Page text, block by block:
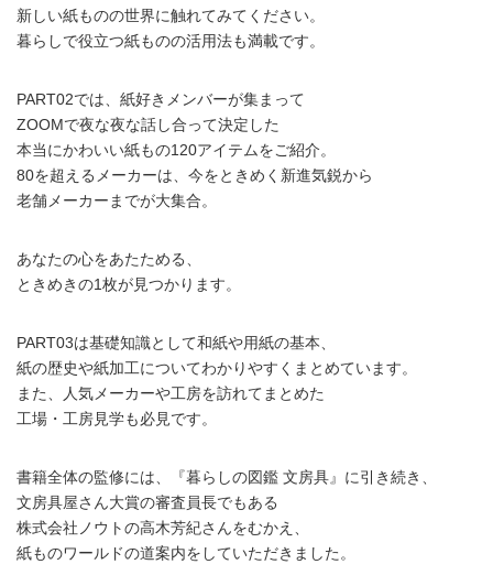
新しい紙ものの世界に触れてみてください。
暮らしで役立つ紙ものの活用法も満載です。
PART02では、紙好きメンバーが集まって
ZOOMで夜な夜な話し合って決定した
本当にかわいい紙もの120アイテムをご紹介。
80を超えるメーカーは、今をときめく新進気鋭から
老舗メーカーまでが大集合。
あなたの心をあたためる、
ときめきの1枚が見つかります。
PART03は基礎知識として和紙や用紙の基本、
紙の歴史や紙加工についてわかりやすくまとめています。
また、人気メーカーや工房を訪れてまとめた
工場・工房見学も必見です。
書籍全体の監修には、『暮らしの図鑑 文房具』に引き続き、
文房具屋さん大賞の審査員長でもある
株式会社ノウトの高木芳紀さんをむかえ、
紙ものワールドの道案内をしていただきました。